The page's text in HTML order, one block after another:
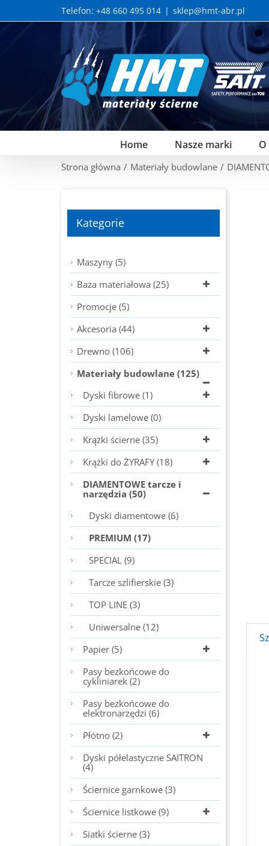
to
Telefon: +48 660 495 014 | sklep@hmt-abr.pl
Home Nasze marki
Strona główna / Materiały budowlane /
Kategorie
Maszyny (5)
Baza materiałowa (25)
Promocje (5)
Akcesoria (44)
Drewno (106)
Materiały budowlane (125)
Dyski fibrowe (1)
Dyski lamelowe (0)
Krążki ścierne (35)
Krążki do ŻYRAFY (18)
DIAMENTOWE tarcze i
narzędzia (50)
Dyski diamentowe (6)
PREMIUM (17)
SPECIAL (9)
Tarcze szlifierskie (3)
TOP LINE (3)
Uniwersalne (12)
Papier (5)
Pasy bezkońcowe do
cykliniarek (2)
Pasy bezkońcowe do
elektronarzędzi (6)
Płótno (2)
Dyski półelastyczne SAITRON
(4)
Ściernice garnkowe (3)
Ściernice listkowe (9)
Siatki ścierne (3)